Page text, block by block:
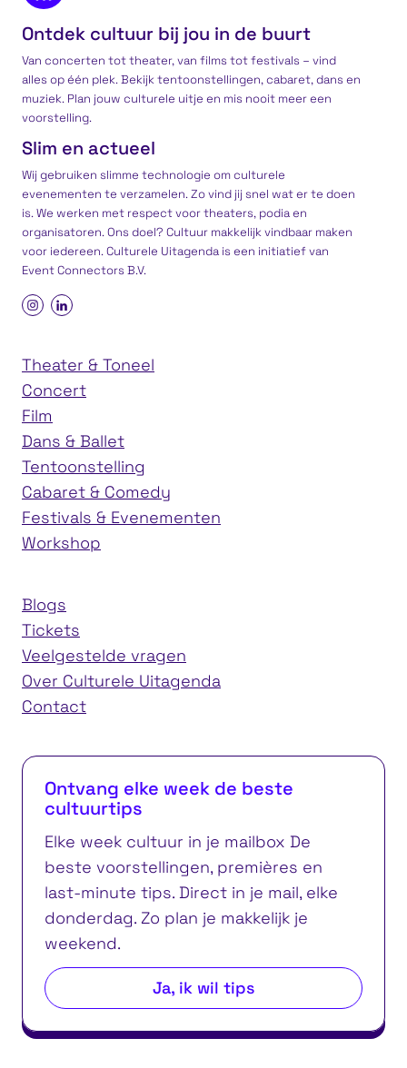
Ontdek cultuur bij jou in de buurt
Van concerten tot theater, van films tot festivals – vind
alles op één plek. Bekijk tentoonstellingen, cabaret, dans en
muziek. Plan jouw culturele uitje en mis nooit meer een
voorstelling.
Slim en actueel
Wij gebruiken slimme technologie om culturele
evenementen te verzamelen. Zo vind jij snel wat er te doen
is. We werken met respect voor theaters, podia en
organisatoren. Ons doel? Cultuur makkelijk vindbaar maken
voor iedereen. Culturele Uitagenda is een initiatiefvan
Event Connectors B.V.
Theater & Toneel
Concert
Film
Dans & Ballet
Tentoonstelling
Cabaret & Comedy
Festivals & Evenementen
Workshop
Blogs
Tickets
Veelgestelde vragen
Over Culturele Uitagenda
Contact
Ontvang elke week de beste
cultuurtips
Elke week cultuur in je mailbox De
beste voorstellingen, premières en
last-minute tips. Direct in je mail, elke
donderdag. Zo plan je makkelijk je
weekend.
Ja, ik wil tips